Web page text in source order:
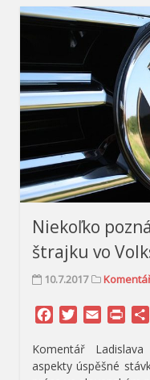
Niekoľko
štrajku vo
10.7.2017
Facebook
Twitter
Email Print
Komentář
aspekty úspěšné